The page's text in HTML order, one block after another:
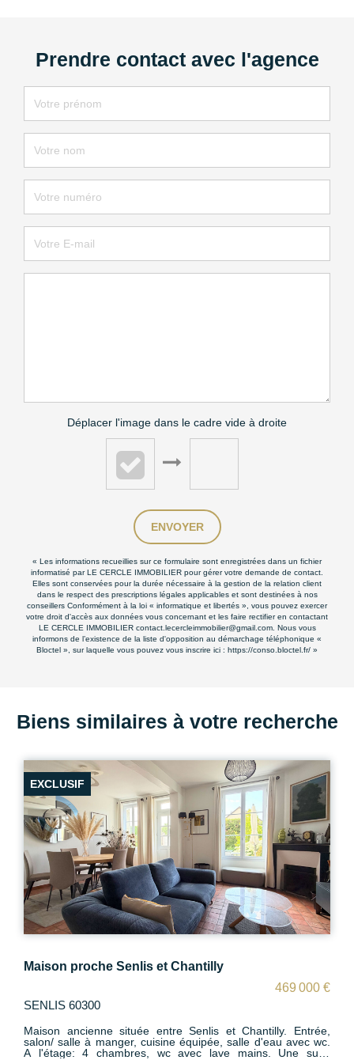
Prendre contact avec l'agence
Déplacer l'image dans le cadre vide à droite
ENVOYER
« Les informations recueillies sur ce formulaire sont enregistrées dans un fichier
informatisé par LE CERCLE IMMOBILIER pour gérer votre demande de contact.
Elles sont conservées pour la durée nécessaire à la gestion de la relation client
dans le respect des prescriptions légales applicables et sont destinées à nos
conseillers Conformément à la loi « informatique et libertés », vous pouvez exercer
votre droit d'accès aux données vous concernant et les faire rectifier en contactant
LE CERCLE IMMOBILIER contact.lecercleimmobilier@gmail.com. Nous vous
informons de l’existence de la liste d'opposition au démarchage téléphonique «
Bloctel », sur laquelle vous pouvez vous inscrire ici : https://conso.bloctel.fr/ »
Biens similaires à votre recherche
EXCLUSIF
Maison proche Senlis et Chantilly
469 000 €
SENLIS 60300
Maison ancienne située entre Senlis et Chantilly. Entrée,
salon/ salle à manger, cuisine équipée, salle d'eau avec wc.
A l'étage: 4 chambres, wc avec lave mains. Une suite